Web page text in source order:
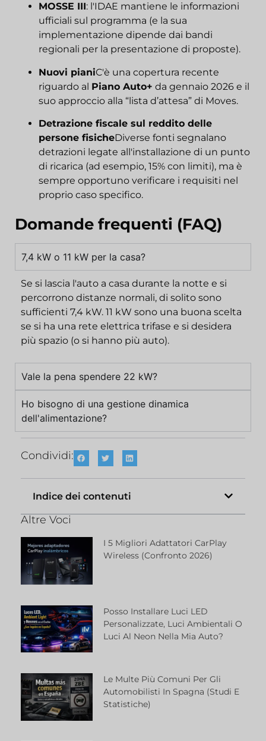
MOSSE III: l'IDAE mantiene le informazioni
ufficiali sul programma (e la sua
implementazione dipende dai bandi
regionali per la presentazione di proposte).
Nuovi pianiC'è una copertura recente
riguardo al Piano Auto+ da gennaio 2026 e il
suo approccio alla “lista d’attesa” di Moves.
Detrazione fiscale sul reddito delle
persone fisicheDiverse fonti segnalano
detrazioni legate all'installazione di un punto
di ricarica (ad esempio, 15% con limiti), ma è
sempre opportuno verificare i requisiti nel
proprio caso specifico.
Domande frequenti (FAQ)
7,4 kW o 11 kW per la casa?
Se si lascia l'auto a casa durante la notte e si
percorrono distanze normali, di solito sono
sufficienti 7,4 kW. 11 kW sono una buona scelta
se si ha una rete elettrica trifase e si desidera
più spazio (o si hanno più auto).
Vale la pena spendere 22 kW?
Ho bisogno di una gestione dinamica
dell'alimentazione?
Condividi:
Indice dei contenuti
Altre Voci
I 5 Migliori Adattatori CarPlay
Wireless (confronto 2026)
Posso Installare Luci LED
Personalizzate, Luci Ambientali O
Luci Al Neon Nella Mia Auto?
Le Multe Più Comuni Per Gli
Automobilisti In Spagna (studi E
Statistiche)